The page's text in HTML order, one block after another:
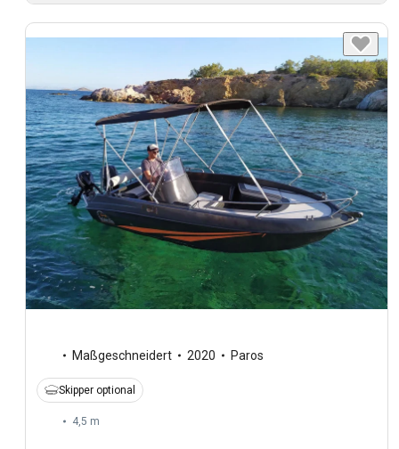
Maßgeschneidert 2020 Paros
Skipper optional
4,5 m